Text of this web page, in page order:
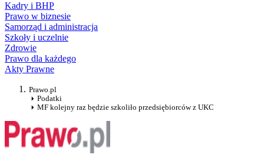
Kadry i BHP
Prawo w biznesie
Samorząd i administracja
Szkoły i uczelnie
Zdrowie
Prawo dla każdego
Akty Prawne
Prawo.pl
Podatki
MF kolejny raz będzie szkoliło przedsiębiorców z UKC